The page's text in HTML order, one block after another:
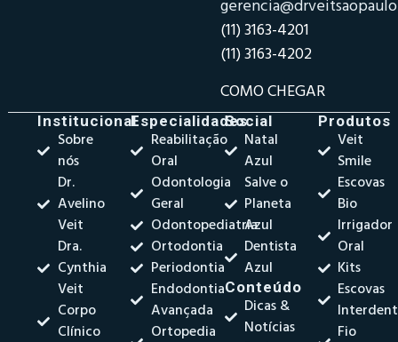
(11) 3163-4201
(11) 3163-4202
COMO CHEGAR
Institucional
Sobre
nós
Dr.
Avelino
Veit
Dra.
Cynthia
Veit
Corpo
Clínico
Especialidades
Reabilitação
Oral
Odontologia
Geral
Odontopediatria
Ortodontia
Periodontia
Endodontia
Avançada
Ortopedia
Social
Natal
Azul
Salve o
Planeta
Azul
Dentista
Azul
Conteúdo
Dicas &
Notícias
Produtos
Veit
Smile
Escovas
Bio
Irrigador
Oral
Kits
Escovas
Fio